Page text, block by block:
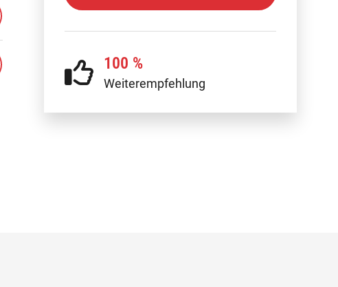
100 %
Weiterempfehlung